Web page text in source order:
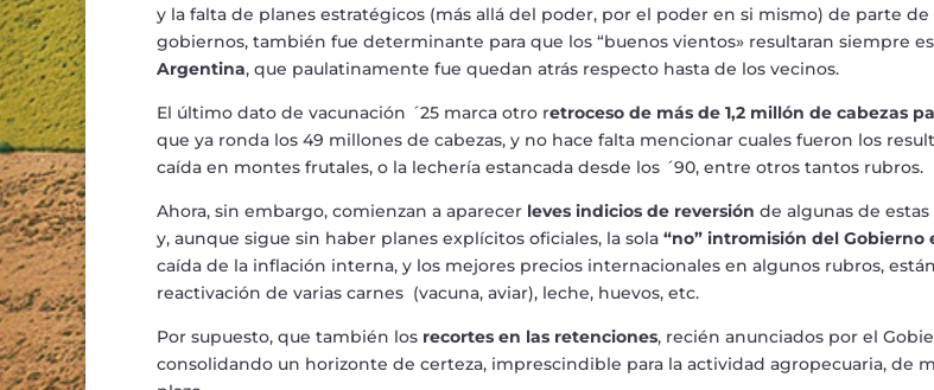
y la falta de planes estratégicos (más allá del poder, por el poder en si mismo) de parte de
gobiernos, también fue determinante para que los “buenos vientos» resultaran siempre
Argentina, que paulatinamente fue quedan atrás respecto hasta de los vecinos.
El último dato de vacunación ´25 marca otro retroceso de más de 1,2 millón de cabezas
que ya ronda los 49 millones de cabezas, y no hace falta mencionar cuales fueron los
caída en montes frutales, o la lechería estancada desde los ´90, entre otros tantos rubros.
Ahora, sin embargo, comienzan a aparecer leves indicios de reversión de algunas de
y, aunque sigue sin haber planes explícitos oficiales, la sola “no” intromisión del Gobierno
caída de la inflación interna, y los mejores precios internacionales en algunos rubros, está
reactivación de varias carnes (vacuna, aviar), leche, huevos, etc.
Por supuesto, que también los recortes en las retenciones, recién anunciados por el
consolidando un horizonte de certeza, imprescindible para la actividad agropecuaria, de